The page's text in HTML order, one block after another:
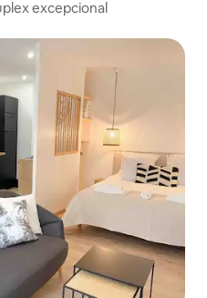
excepcional